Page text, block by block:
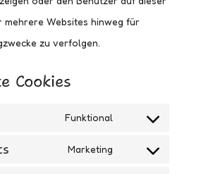
mehrere Websites hinweg für
zu verfolgen.
Cookies
Funktional
Consent
Marketing
Consent